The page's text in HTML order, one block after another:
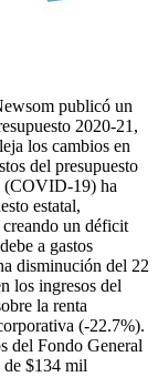
publicó un
2020-21,
los cambios en
del presupuesto
(COVID-19) ha
estatal,
un déficit
a gastos
disminución del 22
los ingresos del
la renta
(-22.7%).
del Fondo General
$134 mil